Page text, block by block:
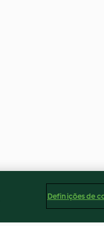
Definições de